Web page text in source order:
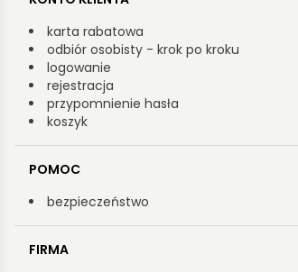
karta rabatowa
odbiór osobisty - krok po kroku
logowanie
rejestracja
przypomnienie hasła
koszyk
POMOC
bezpieczeństwo
FIRMA